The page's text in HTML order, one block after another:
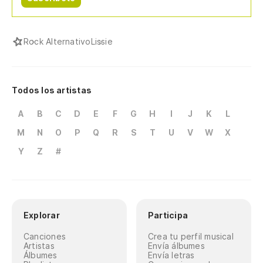
Rock AlternativoLissie
Todos los artistas
A B C D E F G H I J K
L
M
N O P Q R S T U V W
X
Y
Z #
Explorar
Canciones
Artistas
Álbumes
Participa
Crea tu perfil musical
Envía álbumes
Envía letras